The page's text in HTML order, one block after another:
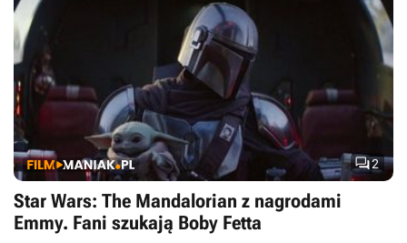
2
Star Wars: The Mandalorian z nagrodami
Emmy. Fani szukają Boby Fetta